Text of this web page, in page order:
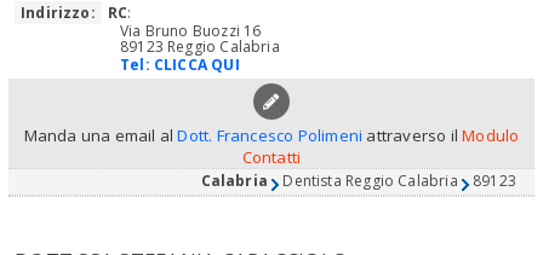
Indirizzo:
RC:
Via Bruno Buozzi 16
89123 Reggio Calabria
Tel: CLICCA QUI
Manda una email alDott. Francesco Polimeni attraverso ilModulo
Contatti
Calabria Dentista Reggio Calabria 89123